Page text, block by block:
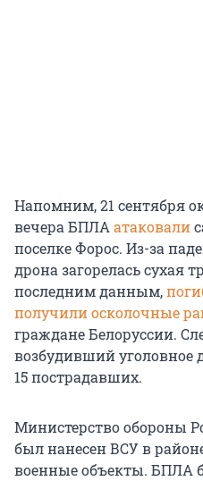
Напомним, 21 сентября
вечера БПЛА атаковали
поселке Форос. Из-за
дрона загорелась сухая
последним данным,
получили осколочные
граждане Белоруссии.
возбудивший уголовное
15 пострадавших.
Министерство обороны
был нанесен ВСУ в
военные объекты. БПЛА